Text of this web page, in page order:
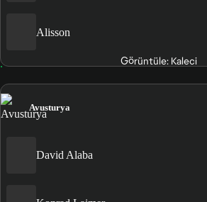
Alisson
Görüntüle: Kaleci
Avusturya
David Alaba